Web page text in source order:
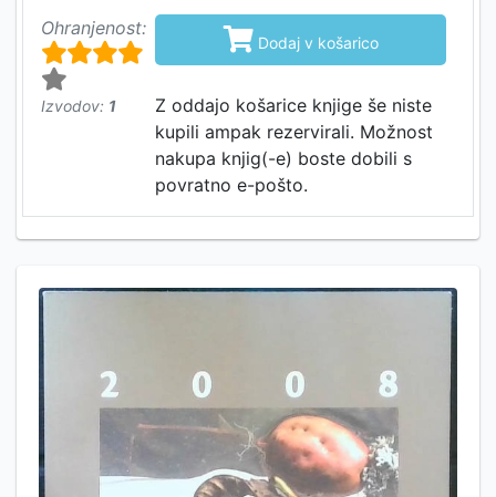
Ohranjenost:
Izvodov: 1
 Dodaj v košarico
Z oddajo košarice knjige še niste
kupili ampak rezervirali. Možnost
nakupa knjig(-e) boste dobili s
povratno e-pošto.